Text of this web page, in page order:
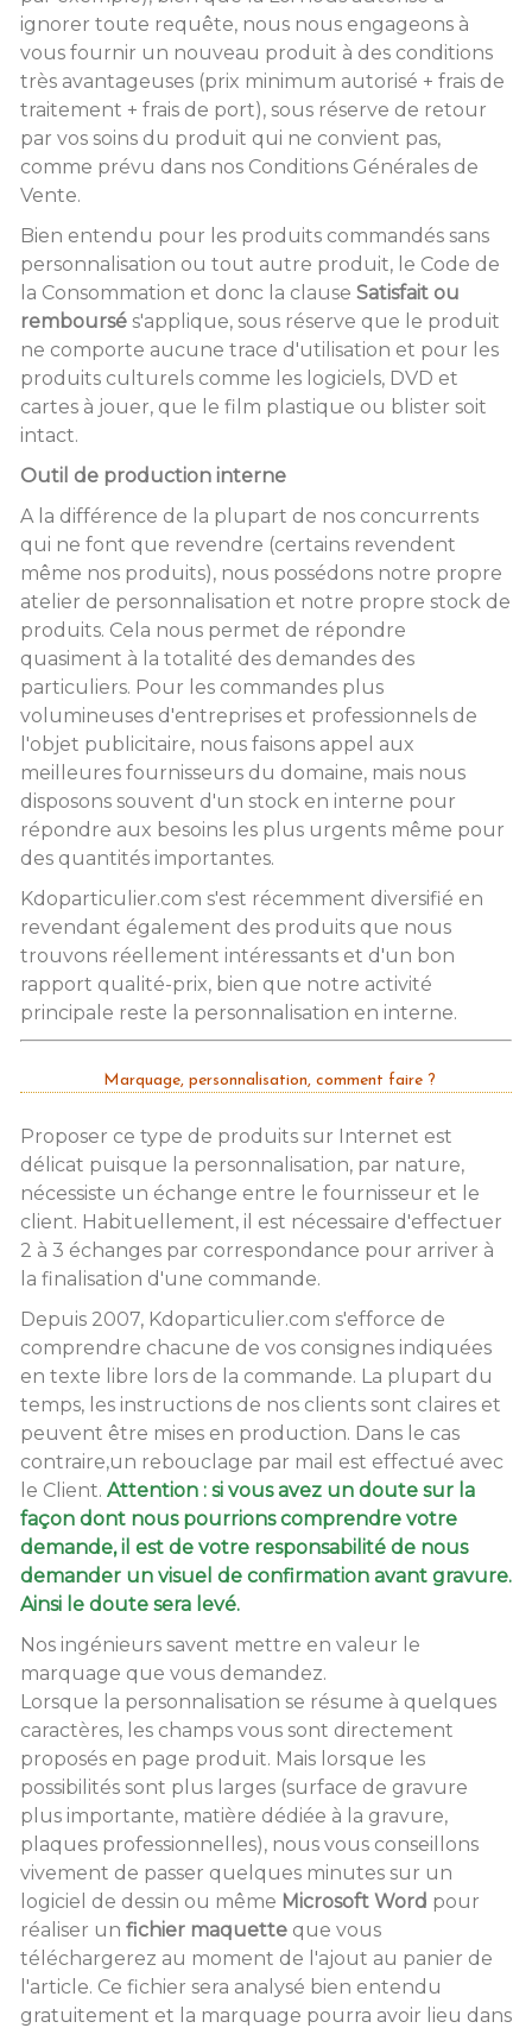
ignorer toute requête, nous nous engageons à
vous fournir un nouveau produit à des conditions
très avantageuses (prix minimum autorisé + frais de
traitement + frais de port), sous réserve de retour
par vos soins du produit qui ne convient pas,
comme prévu dans nos Conditions Générales de
Vente.
Bien entendu pour les produits commandés sans
personnalisation ou tout autre produit, le Code de
la Consommation et donc la clause Satisfait ou
remboursé s'applique, sous réserve que le produit
ne comporte aucune trace d'utilisation et pour les
produits culturels comme les logiciels, DVD et
cartes à jouer, que le film plastique ou blister soit
intact.
Outil de production interne
A la différence de la plupart de nos concurrents
qui ne font que revendre (certains revendent
même nos produits), nous possédons notre propre
atelier de personnalisation et notre propre stock de
produits. Cela nous permet de répondre
quasiment à la totalité des demandes des
particuliers. Pour les commandes plus
volumineuses d'entreprises et professionnels de
l'objet publicitaire, nous faisons appel aux
meilleures fournisseurs du domaine, mais nous
disposons souvent d'un stock en interne pour
répondre aux besoins les plus urgents même pour
des quantités importantes.
Kdoparticulier.com s'est récemment diversifié en
revendant également des produits que nous
trouvons réellement intéressants et d'un bon
rapport qualité-prix, bien que notre activité
principale reste la personnalisation en interne.
Marquage, personnalisation, comment faire ?
Proposer ce type de produits sur Internet est
délicat puisque la personnalisation, par nature,
nécessiste un échange entre le fournisseur et le
client. Habituellement, il est nécessaire d'effectuer
2 à 3 échanges par correspondance pour arriver à
la finalisation d'une commande.
Depuis 2007, Kdoparticulier.com s'efforce de
comprendre chacune de vos consignes indiquées
en texte libre lors de la commande. La plupart du
temps, les instructions de nos clients sont claires et
peuvent être mises en production. Dans le cas
contraire,un rebouclage par mail est effectué avec
le Client. Attention : si vous avez un doute sur la
façon dont nous pourrions comprendre votre
demande, il est de votre responsabilité de nous
demander un visuel de confirmation avant gravure.
Ainsi le doute sera levé.
Nos ingénieurs savent mettre en valeur le
marquage que vous demandez.
Lorsque la personnalisation se résume à quelques
caractères, les champs vous sont directement
proposés en page produit. Mais lorsque les
possibilités sont plus larges (surface de gravure
plus importante, matière dédiée à la gravure,
plaques professionnelles), nous vous conseillons
vivement de passer quelques minutes sur un
logiciel de dessin ou même Microsoft Word pour
réaliser un fichier maquette que vous
téléchargerez au moment de l'ajout au panier de
l'article. Ce fichier sera analysé bien entendu
gratuitement et la marquage pourra avoir lieu dans